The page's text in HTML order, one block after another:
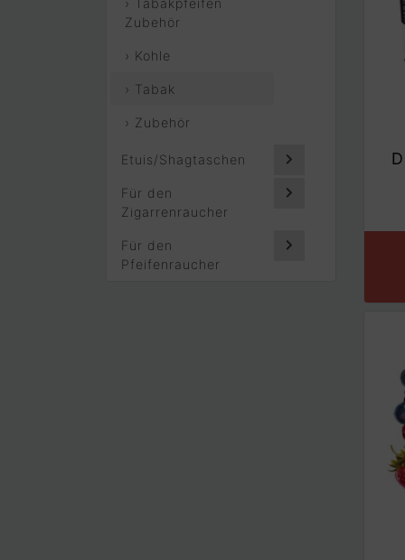
› Tabakpfeifen
Zubehör
› Kohle
› Tabak
› Zubehör
Etuis/Shagtaschen
Für den
Zigarrenraucher
Für den
Pfeifenraucher